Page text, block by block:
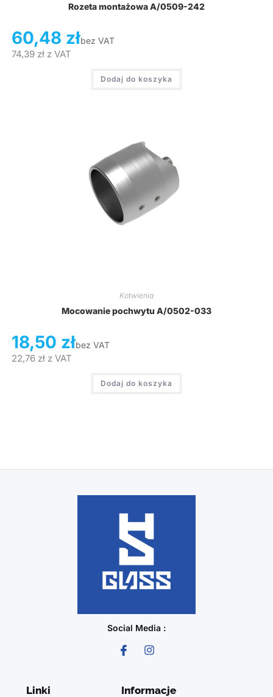
Rozeta montażowa A/0509-242
60,48 złbez VAT
74,39 złz VAT
Dodaj do koszyka
Kotwienia
Mocowanie pochwytu A/0502-033
18,50 złbez VAT
22,76 złz VAT
Dodaj do koszyka
Social Media :
Linki Informacje